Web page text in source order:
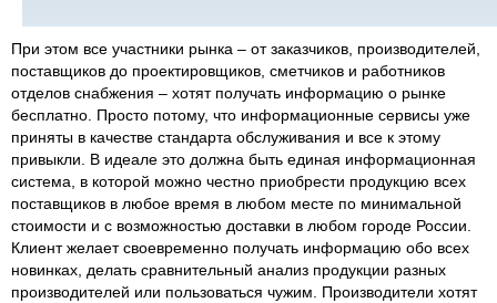
При этом все участники рынка – от заказчиков, производителей,
поставщиков до проектировщиков, сметчиков и работников
отделов снабжения – хотят получать информацию о рынке
бесплатно. Просто потому, что информационные сервисы уже
приняты в качестве стандарта обслуживания и все к этому
привыкли. В идеале это должна быть единая информационная
система, в которой можно честно приобрести продукцию всех
поставщиков в любое время в любом месте по минимальной
стоимости и с возможностью доставки в любом городе России.
Клиент желает своевременно получать информацию обо всех
новинках, делать сравнительный анализ продукции разных
производителей или пользоваться чужим. Производители хотят